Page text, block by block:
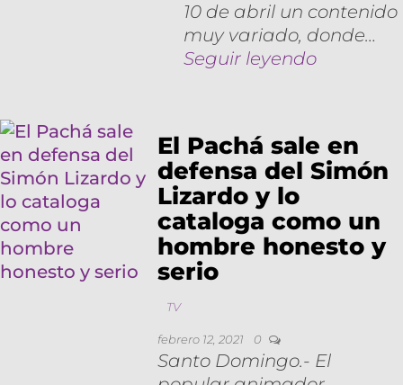
10 de abril un contenido
muy variado, donde…
Seguir leyendo
El Pachá sale en
defensa del Simón
Lizardo y lo
cataloga como un
hombre honesto y
serio
TV
febrero 12, 2021 0
Santo Domingo.- El